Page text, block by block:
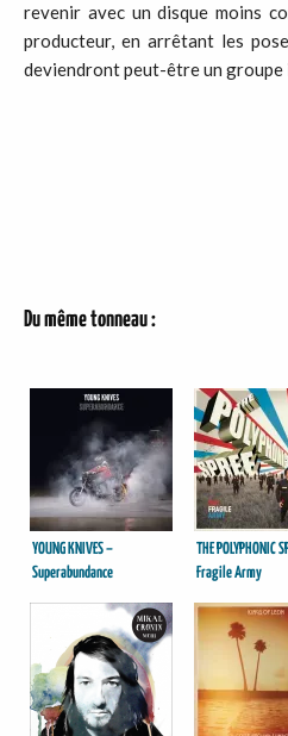
revenir avec un disque moins
producteur, en arrêtant les
deviendront peut-être un groupe
Du même tonneau :
YOUNG KNIVES –
Superabundance
THE POLYPHONIC
Fragile Army